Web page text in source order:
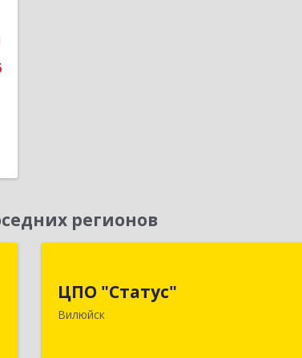
регионов
ЦПО "Статус"
Вилюйск
677000, Саха /Якутия/ Респ, Якутск г,